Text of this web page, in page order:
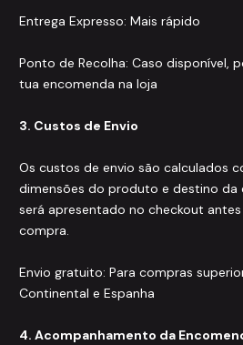
Entrega Expresso: Mais rápido
Ponto de Recolha: Caso disponível,
tua encomenda na loja
3. Custos de Envio
Os custos de envio são calculados
dimensões do produto e destino da
será apresentado no checkout
compra.
Envio gratuito: Para compras
Continental e Espanha
4. Acompanhamento da